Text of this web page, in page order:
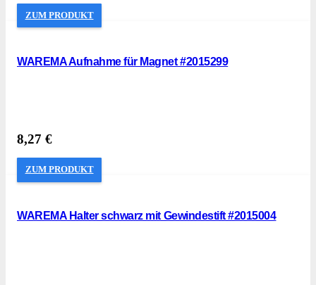
ZUM PRODUKT
WAREMA Aufnahme für Magnet #2015299
8,27 €
ZUM PRODUKT
WAREMA Halter schwarz mit Gewindestift #2015004